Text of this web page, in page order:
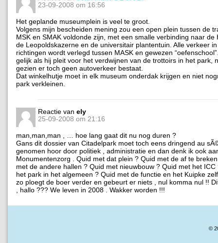
23-09-2008 om 16:56
Het geplande museumplein is veel te groot.
Volgens mijn bescheiden mening zou een open plein tussen de
MSK en SMAK voldonde zijn, met een smalle verbinding naar de
de Leopoldskazerne en de universitair plantentuin. Alle verkeer
richtingen wordt verlegd tussen MASK en gewezen
gelijk als hij pleit voor het verdwijnen van de trottoirs in het park,
gezien er toch geen autoverkeer bestaat.
Dat winkelhutje moet in elk museum onderdak krijgen en niet
park verkleinen.
Reactie van ely
25-09-2008 om 21:16
man,man,man , … hoe lang gaat dit nu nog duren ?
Gans dit dossier van Citadelpark moet toch eens dringend au
genomen hoor door politiek , administratie en dan denk ik ook
Monumentenzorg . Quid met dat plein ? Quid met de af te
met de andere hallen ? Quid met nieuwbouw ? Quid met het ICC
het park in het algemeen ? Quid met de functie en het Kuipke
zo ploegt de boer verder en gebeurt er niets , nul komma nul !!
, hallo ??? We leven in 2008 . Wakker worden !!!
©